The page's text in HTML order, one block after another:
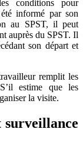
conditions pour
informé par son
au SPST, il peut
auprès du SPST. Il
son départ et
remplit les
estime que les
la visite.
surveillance